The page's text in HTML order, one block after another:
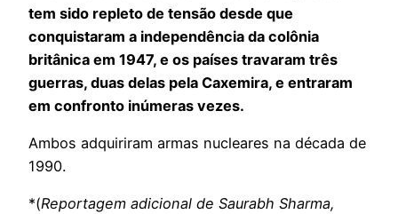
tem sido repleto de tensão desde que
conquistaram a independência da colônia
britânica em 1947, e os países travaram três
guerras, duas delas pela Caxemira, e entraram
em confronto inúmeras vezes.
Ambos adquiriram armas nucleares na década de
1990.
*(Reportagem adicional de Saurabh Sharma,